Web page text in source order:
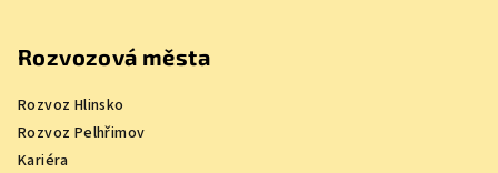
Rozvozová města
Rozvoz Hlinsko
Rozvoz Pelhřimov
Kariéra